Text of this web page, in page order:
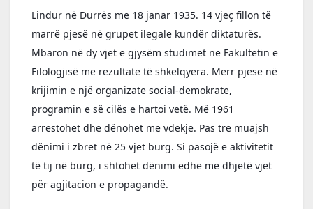
Lindur në Durrës me 18 janar 1935. 14 vjeç fillon të
marrë pjesë në grupet ilegale kundër diktaturës.
Mbaron në dy vjet e gjysëm studimet në Fakultetin e
Filologjisë me rezultate të shkëlqyera. Merr pjesë në
krijimin e një organizate social-demokrate,
programin e së cilës e hartoi vetë. Më 1961
arrestohet dhe dënohet me vdekje. Pas tre muajsh
dënimi i zbret në 25 vjet burg. Si pasojë e aktivitetit
të tij në burg, i shtohet dënimi edhe me dhjetë vjet
për agjitacion e propagandë.